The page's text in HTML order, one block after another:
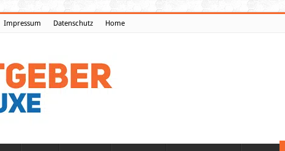
Impressum Datenschutz Home